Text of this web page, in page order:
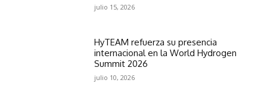
julio 15, 2026
HyTEAM refuerza su presencia
internacional en la World Hydrogen
Summit 2026
julio 10, 2026